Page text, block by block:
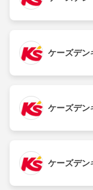
ケーズデン
ケーズデン
ケーズデン